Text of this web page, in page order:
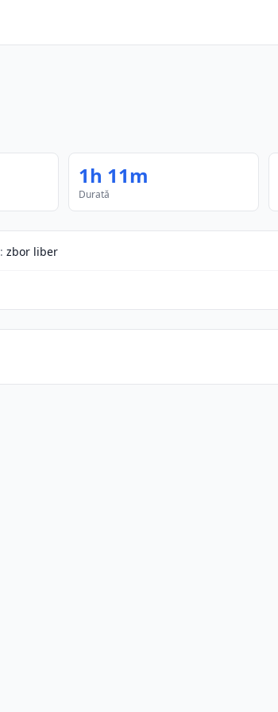
1h 11m
Durată
: zbor liber